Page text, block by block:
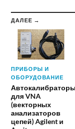
ДАЛЕЕ →
ПРИБОРЫ И
ОБОРУДОВАНИЕ
Автокалибраторы
для VNA
(векторных
анализаторов
цепей) Agilent и